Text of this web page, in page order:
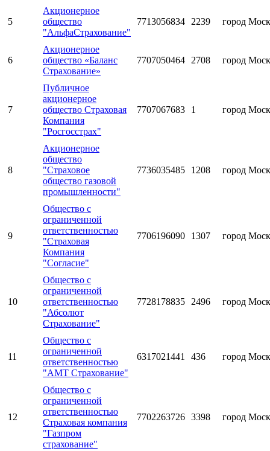
5
Акционерное
общество
"АльфаСтрахование"
7713056834 2239 город
6
Акционерное
общество «Баланс
Страхование»
7707050464 2708 город
7
Публичное
акционерное
общество Страховая
Компания
"Росгосстрах"
7707067683 1 город
8
Акционерное
общество
"Страховое
общество газовой
промышленности"
7736035485 1208 город
9
Общество с
ограниченной
ответственностью
"Страховая
Компания
"Согласие"
7706196090 1307 город
10
Общество с
ограниченной
ответственностью
"Абсолют
Страхование"
7728178835 2496 город
11
Общество с
ограниченной
ответственностью
"АМТ Страхование"
6317021441 436 город
12
Общество с
ограниченной
ответственностью
Страховая компания
"Газпром
страхование"
7702263726 3398 город